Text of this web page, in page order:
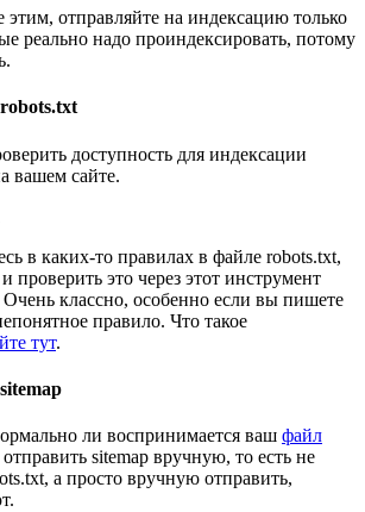
этим, отправляйте на индексацию только
реально надо проиндексировать, потому
доступность для индексации
вашем сайте.
в каких-то правилах в файле robots.txt,
проверить это через этот инструмент
классно, особенно если вы пишете
правило. Что такое
тут.
ли воспринимается ваш файл
sitemap вручную, то есть не
а просто вручную отправить,